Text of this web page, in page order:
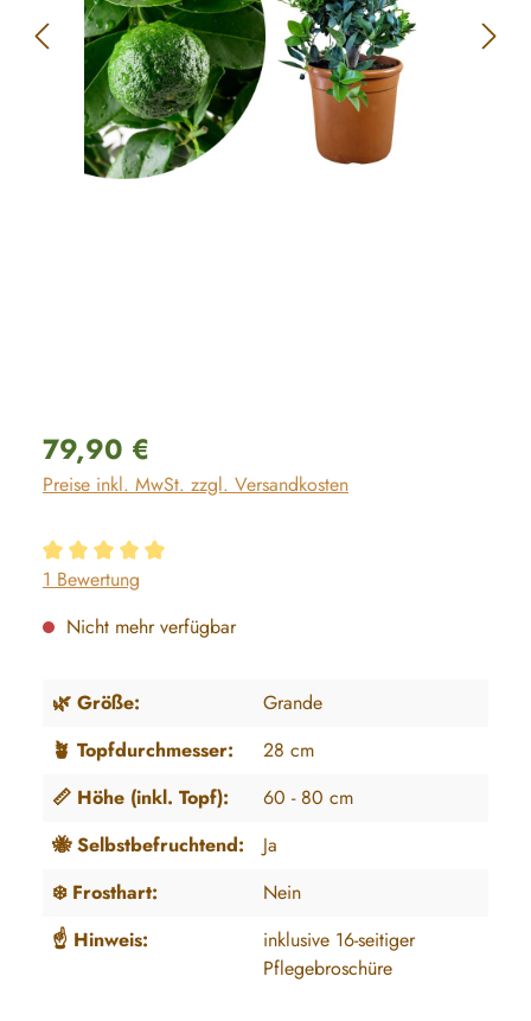
Regulärer Preis:
79,90 €
Preise inkl. MwSt. zzgl. Versandkosten
Durchschnittliche Bewertung von 5 von 5 Sternen
1 Bewertung
Nicht mehr verfügbar
🌿 Größe:
Grande
🪴 Topfdurchmesser:
28 cm
📏 Höhe (inkl. Topf):
60 - 80 cm
🐝 Selbstbefruchtend:
Ja
❄️ Frosthart:
Nein
☝️ Hinweis:
inklusive 16-seitiger
Pflegebroschüre